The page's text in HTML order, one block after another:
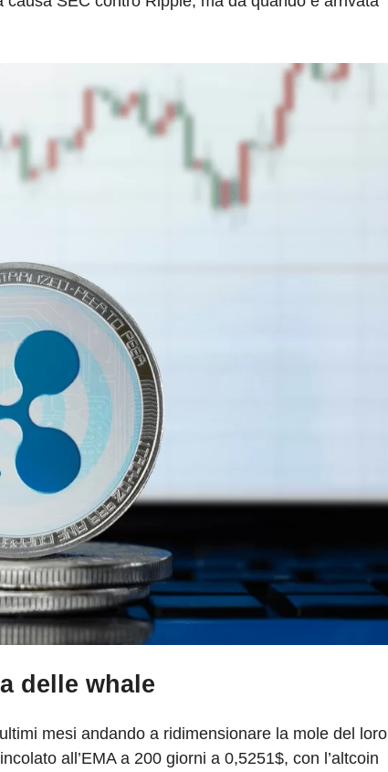
delle whale
mesi andando a ridimensionare la mole del loro
all’EMA a 200 giorni a 0,5251$, con l’altcoin